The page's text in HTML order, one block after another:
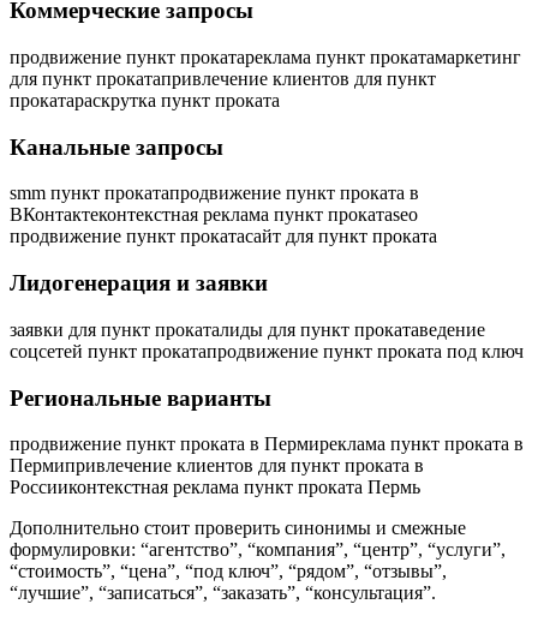
Коммерческие запросы
продвижение пункт прокатареклама пункт прокатамаркетинг
для пункт прокатапривлечение клиентов для пункт
прокатараскрутка пункт проката
Канальные запросы
smm пункт прокатапродвижение пункт проката в
ВКонтактеконтекстная реклама пункт прокатаseo
продвижение пункт прокатасайт для пункт проката
Лидогенерация и заявки
заявки для пункт прокаталиды для пункт прокатаведение
соцсетей пункт прокатапродвижение пункт проката под ключ
Региональные варианты
продвижение пункт проката в Пермиреклама пункт проката в
Пермипривлечение клиентов для пункт проката в
Россииконтекстная реклама пункт проката Пермь
Дополнительно стоит проверить синонимы и смежные
формулировки: “агентство”, “компания”, “центр”, “услуги”,
“стоимость”, “цена”, “под ключ”, “рядом”, “отзывы”,
“лучшие”, “записаться”, “заказать”, “консультация”.